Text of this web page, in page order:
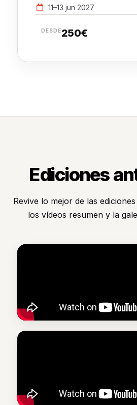
11–13 jun 2027
DESDE250€
Ediciones
Revive lo mejor de las
los vídeos resumen y la